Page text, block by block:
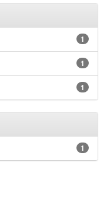
1
1
1
1